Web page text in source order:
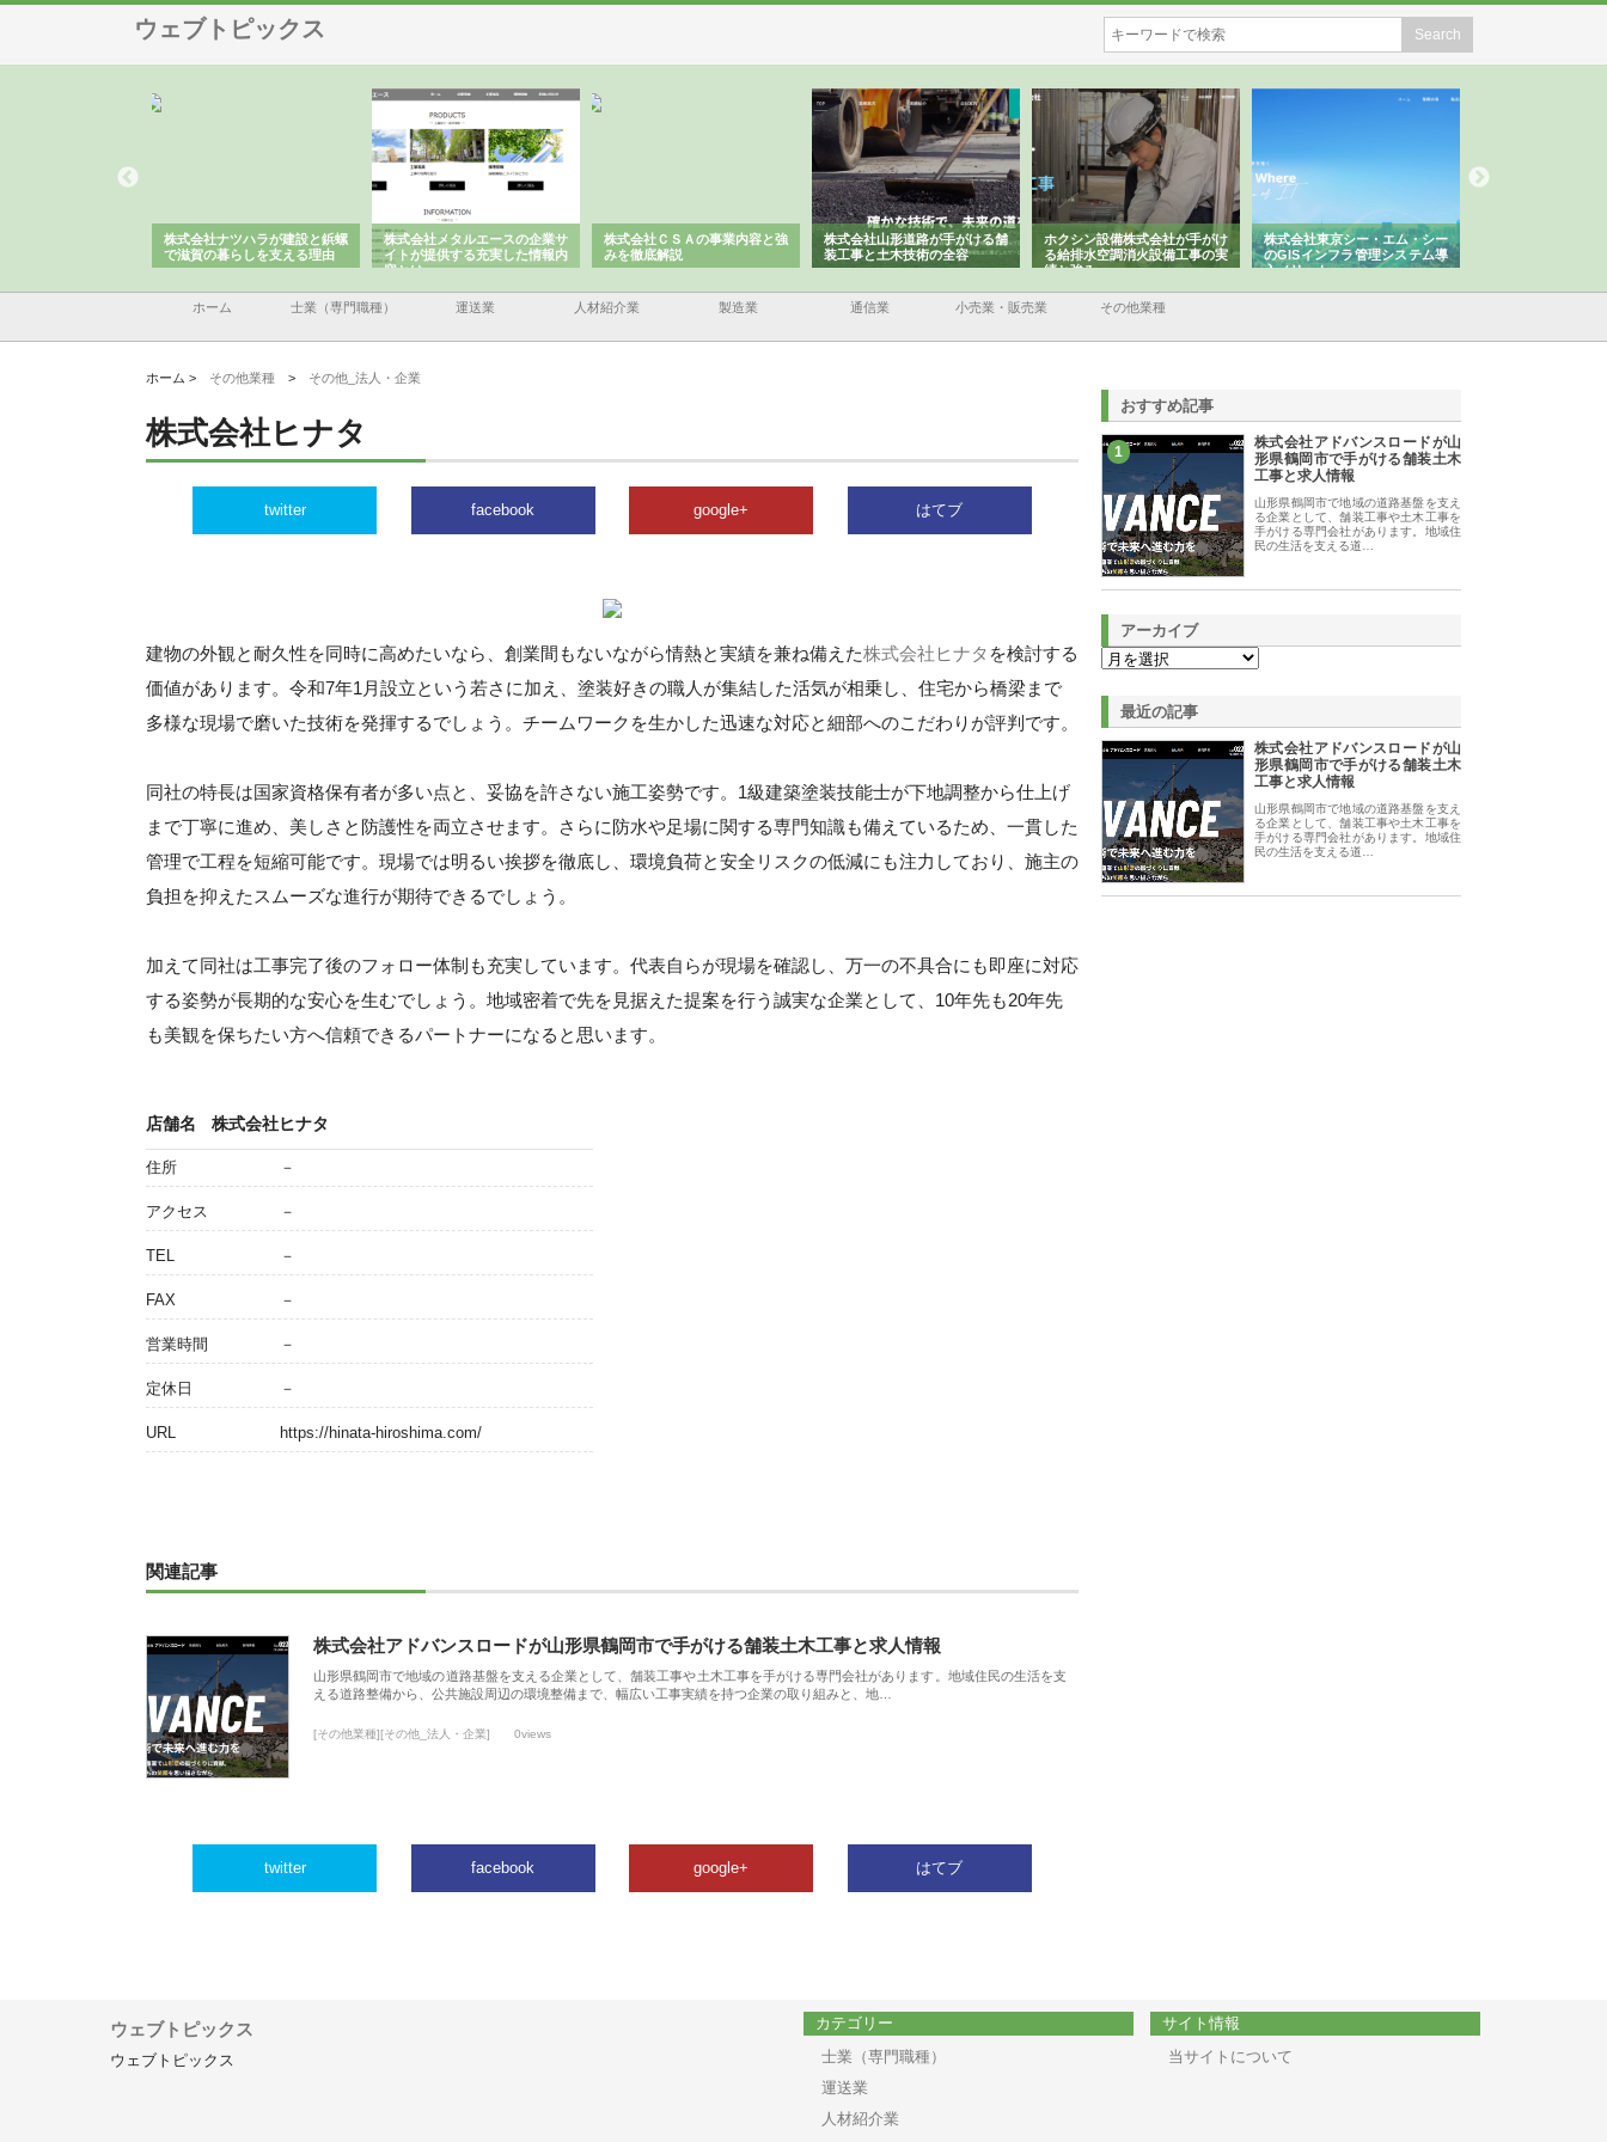
ウェブトピックス
株式会社ナツハラが建設と鋲螺
で滋賀の暮らしを支える理由
株式会社メタルエースの企業サ
イトが提供する充実した情報内
容とは
株式会社ＣＳＡの事業内容と強
みを徹底解説
株式会社山形道路が手がける舗
装工事と土木技術の全容
ホクシン設備株式会社が手がけ
る給排水空調消火設備工事の実
績と強み
株式会社東京シー・エム・シー
のGISインフラ管理システム導
入メリット
ホーム 士業（専門職種） 運送業 人材紹介業 製造業 通信業 小売業・販売業 その他業種
ホーム > その他業種 > その他_法人・企業
株式会社ヒナタ
twitter facebook google+ はてブ
建物の外観と耐久性を同時に高めたいなら、創業間もないながら情熱と実績を兼ね備えた株式会社ヒナタ を検討する
価値があります。令和7年1月設立という若さに加え、塗装好きの職人が集結した活気が相乗し、住宅から橋梁まで
多様な現場で磨いた技術を発揮するでしょう。チームワークを生かした迅速な対応と細部へのこだわりが評判です。
同社の特長は国家資格保有者が多い点と、妥協を許さない施工姿勢です。1級建築塗装技能士が下地調整から仕上げ
まで丁寧に進め、美しさと防護性を両立させます。さらに防水や足場に関する専門知識も備えているため、一貫した
管理で工程を短縮可能です。現場では明るい挨拶を徹底し、環境負荷と安全リスクの低減にも注力しており、施主の
負担を抑えたスムーズな進行が期待できるでしょう。
加えて同社は工事完了後のフォロー体制も充実しています。代表自らが現場を確認し、万一の不具合にも即座に対応
する姿勢が長期的な安心を生むでしょう。地域密着で先を見据えた提案を行う誠実な企業として、10年先も20年先
も美観を保ちたい方へ信頼できるパートナーになると思います。
店舗名 株式会社ヒナタ
住所 －
アクセス －
TEL －
FAX －
営業時間 －
定休日 －
URL https://hinata-hiroshima.com/
関連記事
株式会社アドバンスロードが山形県鶴岡市で手がける舗装土木工事と求人情報
山形県鶴岡市で地域の道路基盤を支える企業として、舗装工事や土木工事を手がける専門会社があります。地域住民の生活を支
える道路整備から、公共施設周辺の環境整備まで、幅広い工事実績を持つ企業の取り組みと、地…
[その他業種][その他_法人・企業] 0views
twitter facebook google+ はてブ
おすすめ記事
1
株式会社アドバンスロードが山
形県鶴岡市で手がける舗装土木
工事と求人情報
山形県鶴岡市で地域の道路基盤を支え
る企業として、舗装工事や土木工事を
手がける専門会社があります。地域住
民の生活を支える道…
アーカイブ
最近の記事
株式会社アドバンスロードが山
形県鶴岡市で手がける舗装土木
工事と求人情報
山形県鶴岡市で地域の道路基盤を支え
る企業として、舗装工事や土木工事を
手がける専門会社があります。地域住
民の生活を支える道…
ウェブトピックス
ウェブトピックス
カテゴリー
士業（専門職種）
運送業
人材紹介業
サイト情報
当サイトについて